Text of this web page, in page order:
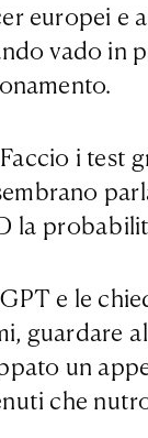
europei e
vado in
i
la
e le
guardare
un
che